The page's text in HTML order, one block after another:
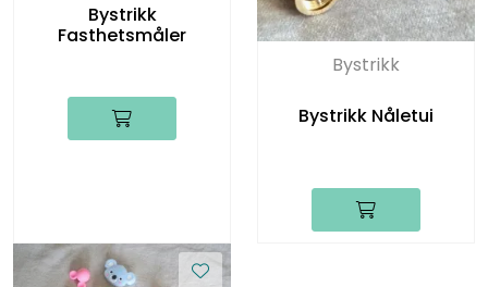
Bystrikk
Fasthetsmåler
Bystrikk
Bystrikk Nåletui